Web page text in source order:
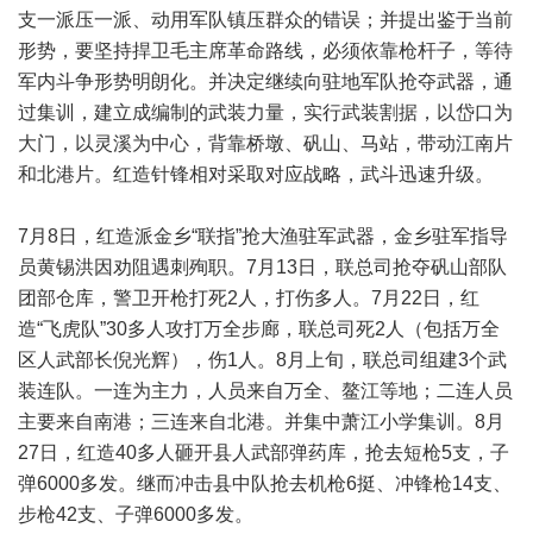
支一派压一派、动用军队镇压群众的错误；并提出鉴于当前
形势，要坚持捍卫毛主席革命路线，必须依靠枪杆子，等待
军内斗争形势明朗化。并决定继续向驻地军队抢夺武器，通
过集训，建立成编制的武装力量，实行武装割据，以岱口为
大门，以灵溪为中心，背靠桥墩、矾山、马站，带动江南片
和北港片。红造针锋相对采取对应战略，武斗迅速升级。
7月8日，红造派金乡“联指”抢大渔驻军武器，金乡驻军指导
员黄锡洪因劝阻遇刺殉职。7月13日，联总司抢夺矾山部队
团部仓库，警卫开枪打死2人，打伤多人。7月22日，红
造“飞虎队”30多人攻打万全步廊，联总司死2人（包括万全
区人武部长倪光辉），伤1人。8月上旬，联总司组建3个武
装连队。一连为主力，人员来自万全、鳌江等地；二连人员
主要来自南港；三连来自北港。并集中萧江小学集训。8月
27日，红造40多人砸开县人武部弹药库，抢去短枪5支，子
弹6000多发。继而冲击县中队抢去机枪6挺、冲锋枪14支、
步枪42支、子弹6000多发。